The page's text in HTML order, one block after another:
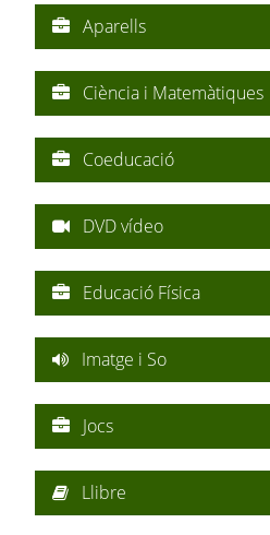
Aparells
Ciència i Matemàtiques
Coeducació
DVD vídeo
Educació Física
Imatge i So
Jocs
Llibre